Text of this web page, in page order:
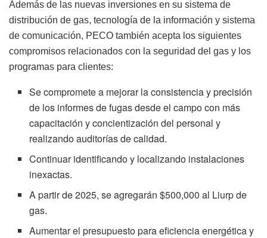
Además de las nuevas inversiones en su sistema de
distribución de gas, tecnología de la información y sistema
de comunicación, PECO también acepta los siguientes
compromisos relacionados con la seguridad del gas y los
programas para clientes:
Se compromete a mejorar la consistencia y precisión
de los informes de fugas desde el campo con más
capacitación y concientización del personal y
realizando auditorías de calidad.
Continuar identificando y localizando instalaciones
inexactas.
A partir de 2025, se agregarán $500,000 al Liurp de
gas.
Aumentar el presupuesto para eficiencia energética y